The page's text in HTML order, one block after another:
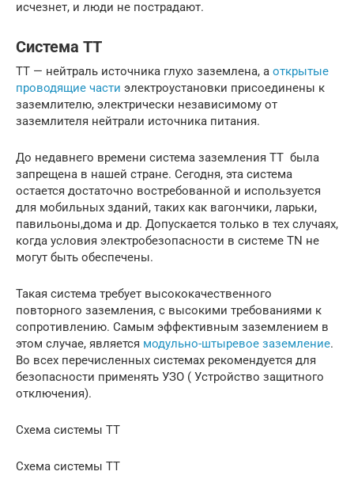
исчезнет, и люди не пострадают.
Система TT
TT — нейтраль источника глухо заземлена, а открытые
проводящие части электроустановки присоединены к
заземлителю, электрически независимому от
заземлителя нейтрали источника питания.
До недавнего времени система заземления ТТ была
запрещена в нашей стране. Сегодня, эта система
остается достаточно востребованной и используется
для мобильных зданий, таких как вагончики, ларьки,
павильоны,дома и др. Допускается только в тех случаях,
когда условия электробезопасности в системе TN не
могут быть обеспечены.
Такая система требует высококачественного
повторного заземления, с высокими требованиями к
сопротивлению. Самым эффективным заземлением в
этом случае, является модульно-штыревое заземление.
Во всех перечисленных системах рекомендуется для
безопасности применять УЗО ( Устройство защитного
отключения).
Схема системы ТТ
Cхема системы ТТ